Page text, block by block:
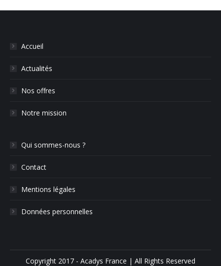
Accueil
Actualités
Nos offres
Notre mission
Qui sommes-nous ?
Contact
Mentions légales
Données personnelles
Copyright 2017 - Acadys France | All Rights Reserved